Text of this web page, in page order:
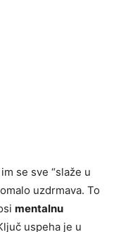
se sve “slaže u
uzdrmava. To
mentalnu
uspeha je u